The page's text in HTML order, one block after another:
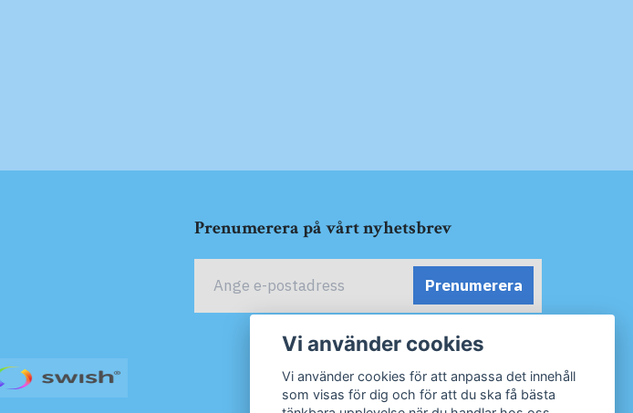
Prenumerera på vårt nyhetsbrev
Prenumerera
Vi använder cookies
Vi använder cookies för att anpassa det innehåll
som visas för dig och för att du ska få bästa